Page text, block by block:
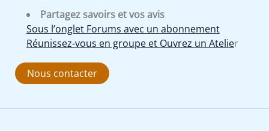
Partagez savoirs et vos avis
Sous l’onglet Forums avec un abonnement
Réunissez-vous en groupe et Ouvrez un Atelier
Nous contacter